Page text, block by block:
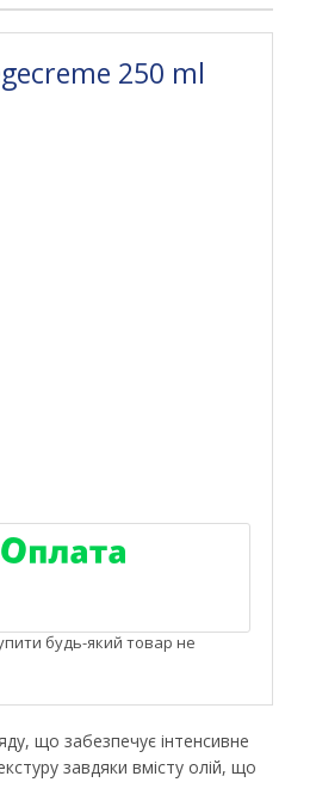
250 ml
будь-який товар не
що забезпечує інтенсивне
завдяки вмісту олій, що